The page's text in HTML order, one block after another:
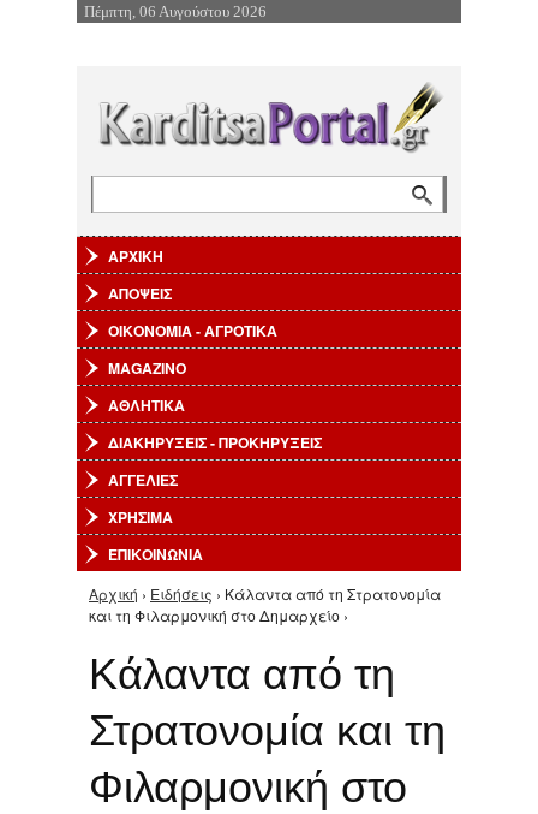
Επιστροφή στην Πλοήγηση
Πέμπτη, 06 Αυγούστου 2026
ΑΡΧΙΚΗ
ΑΠΟΨΕΙΣ
ΟΙΚΟΝΟΜΙΑ - ΑΓΡΟΤΙΚΑ
MAGAZINO
ΑΘΛΗΤΙΚΑ
ΔΙΑΚΗΡΥΞΕΙΣ - ΠΡΟΚΗΡΥΞΕΙΣ
ΑΓΓΕΛΙΕΣ
ΧΡΗΣΙΜΑ
ΕΠΙΚΟΙΝΩΝΙΑ
Είστε εδώ
Αρχική › Ειδήσεις › Κάλαντα από τη Στρατονομία
και τη Φιλαρμονική στο Δημαρχείο ›
Κάλαντα από τη
Στρατονομία και τη
Φιλαρμονική στο